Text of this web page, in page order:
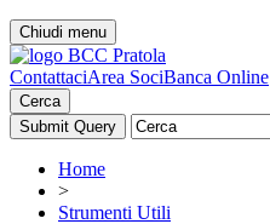
Chiudi menu
ContattaciArea SociBanca Online
Cerca
Home
>
Strumenti Utili